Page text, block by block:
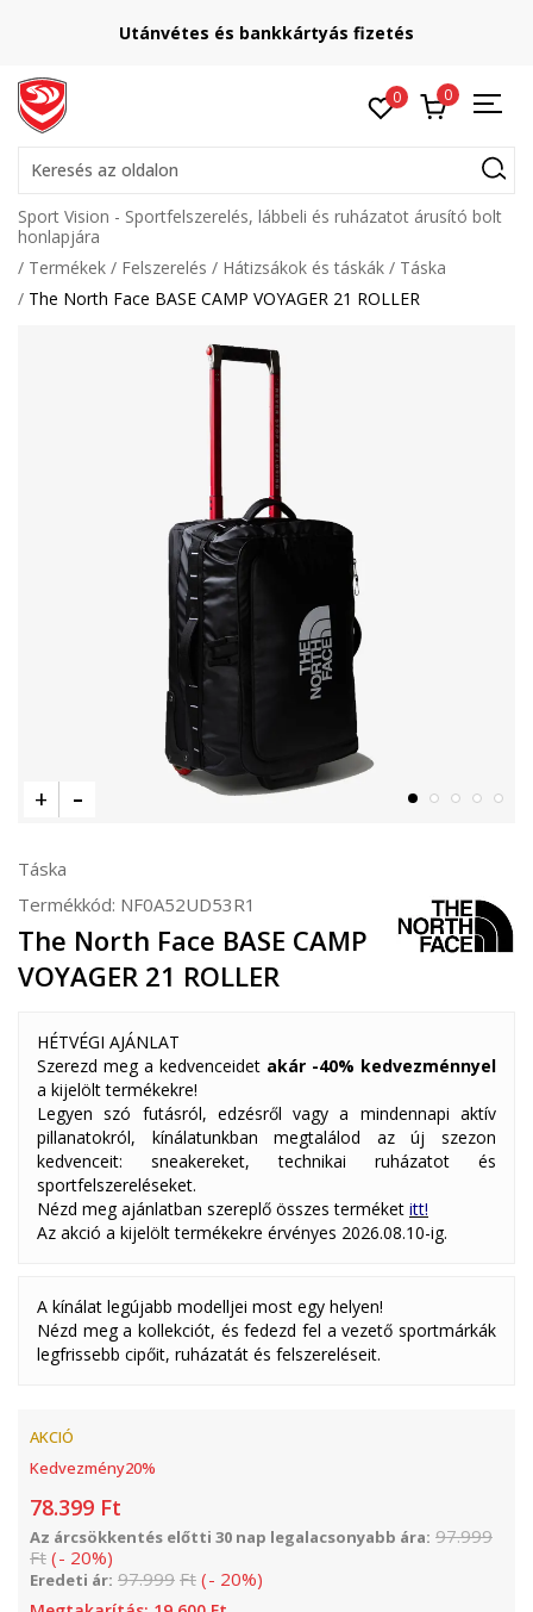
Utánvétes és bankkártyás fizetés
0 0
Keresés az oldalon
Sport Vision - Sportfelszerelés, lábbeli és ruházatot árusító bolt
honlapjára
Termékek
Felszerelés Hátizsákok és táskák
Táska
The North Face BASE CAMP VOYAGER 21 ROLLER
Táska
Termékkód: NF0A52UD53R1
The North Face BASE CAMP
VOYAGER 21 ROLLER
HÉTVÉGI AJÁNLAT
Szerezd meg a kedvenceidet akár -40% kedvezménnyel
a kijelölt termékekre!
Legyen szó futásról, edzésről vagy a mindennapi aktív
pillanatokról, kínálatunkban megtalálod az új szezon
kedvenceit: sneakereket, technikai ruházatot és
sportfelszereléseket.
Nézd meg ajánlatban szereplő összes terméket itt!
Az akció a kijelölt termékekre érvényes 2026.08.10-ig.
A kínálat legújabb modelljei most egy helyen!
Nézd meg a kollekciót, és fedezd fel a vezető sportmárkák
legfrissebb cipőit, ruházatát és felszereléseit.
AKCIÓ
Kedvezmény20%
78.399 Ft
Az árcsökkentés előtti 30 nap legalacsonyabb ára: 97.999
Ft (- 20%)
Eredeti ár: 97.999 Ft (- 20%)